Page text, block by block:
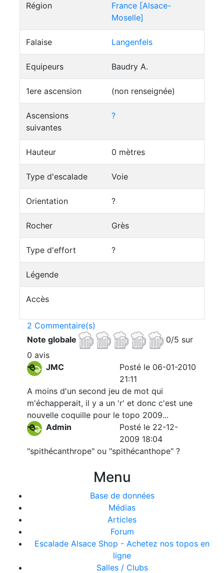
Région
France [Alsace-
Moselle]
Falaise Langenfels
Equipeurs Baudry A.
1ere ascension (non renseignée)
Ascensions
suivantes
?
Hauteur 0 mètres
Type d'escalade Voie
Orientation ?
Rocher Grès
Type d'effort ?
Légende
Accès
2 Commentaire(s)
Note globale
0/5 sur
0 avis
JMC
Posté le 06-01-2010
21:11
A moins d'un second jeu de mot qui
m'échapperait, il y a un 'r' et donc c'est une
nouvelle coquille pour le topo 2009...
Admin
Posté le 22-12-
2009 18:04
"spithécanthrope" ou "spithécanthope" ?
Menu
Base de données
Médias
Articles
Forum
Escalade Alsace Shop - Achetez nos topos en
ligne
Salles / Clubs